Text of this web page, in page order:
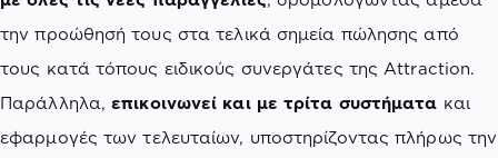
την προώθησή τους στα τελικά σημεία πώλησης από
τους κατά τόπους ειδικούς συνεργάτες της Attraction.
Παράλληλα,επικοινωνεί και με τρίτα συστήματα και
εφαρμογές των τελευταίων, υποστηρίζοντας πλήρως την